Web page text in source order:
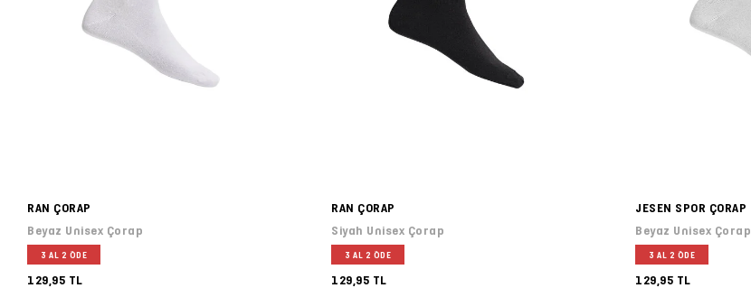
RAN ÇORAP
Beyaz Unisex Çorap
3 AL 2 ÖDE
129,95 TL
RAN ÇORAP
Siyah Unisex Çorap
3 AL 2 ÖDE
129,95 TL
JESEN SPOR ÇORAP
Beyaz Unisex Çorap
3 AL 2 ÖDE
129,95 TL